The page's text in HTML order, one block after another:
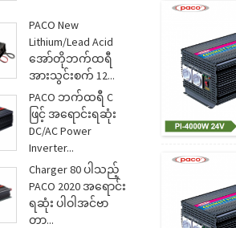
PACO New
Lithium/Lead Acid
အော်တိုဘက်ထရီ
အားသွင်းစက် 12...
PACO ဘက်ထရီ C
ဖြင့် အရောင်းရဆုံး
DC/AC Power
Inverter...
Charger 80 ပါသည့်
PACO 2020 အရောင်း
ရဆုံး ပါဝါအင်ဗာ
တာ...